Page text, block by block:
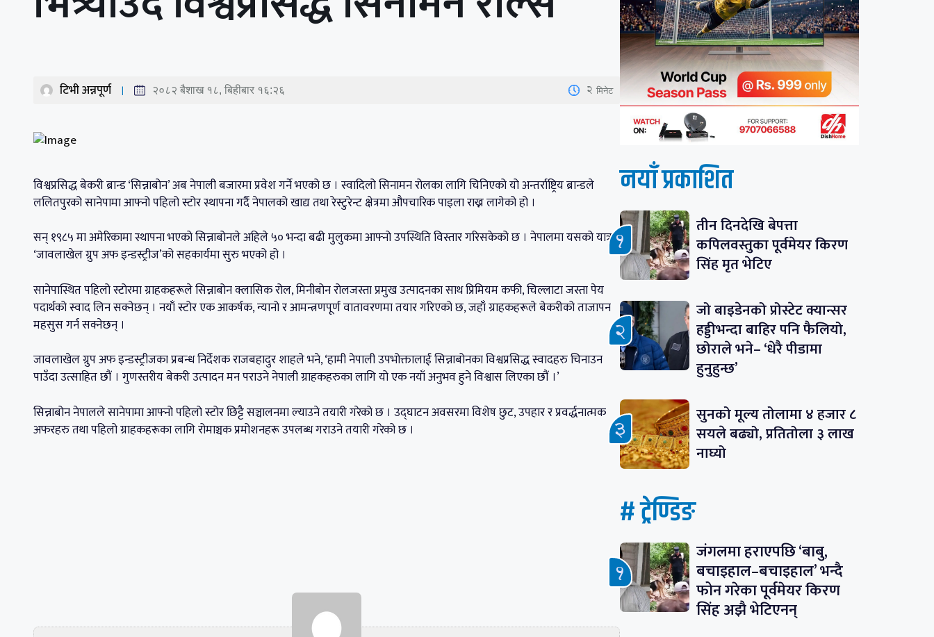
टिभी अन्नपूर्ण २०८२ बैशाख १८, बिहीबार १६:२६ 2 मिनेट
विश्वप्रसिद्ध बेकरी ब्रान्ड ‘सिन्नाबोन’ अब नेपाली बजारमा प्रवेश गर्ने भएको छ । स्वादिलो सिनामन रोलका लागि चिनिएको यो अन्तर्राष्ट्रिय ब्रान्डले
ललितपुरको सानेपामा आफ्नो पहिलो स्टोर स्थापना गर्दै नेपालको खाद्य तथा रेस्टुरेन्ट क्षेत्रमा औपचारिक पाइला राख्न लागेको हो ।
सन् १९८५ मा अमेरिकामा स्थापना भएको सिन्नाबोनले अहिले ५० भन्दा बढी मुलुकमा आफ्नो उपस्थिति विस्तार गरिसकेको छ । नेपालमा यसको यात्रा
‘जावलाखेल ग्रुप अफ इन्डस्ट्रीज’को सहकार्यमा सुरु भएको हो ।
सानेपास्थित पहिलो स्टोरमा ग्राहकहरूले सिन्नाबोन क्लासिक रोल, मिनीबोन रोलजस्ता प्रमुख उत्पादनका साथ प्रिमियम कफी, चिल्लाटा जस्ता पेय
पदार्थको स्वाद लिन सक्नेछन् । नयाँ स्टोर एक आकर्षक, न्यानो र आमन्त्रणपूर्ण वातावरणमा तयार गरिएको छ, जहाँ ग्राहकहरूले बेकरीको ताजापन
महसुस गर्न सक्नेछन् ।
जावलाखेल ग्रुप अफ इन्डस्ट्रीजका प्रबन्ध निर्देशक राजबहादुर शाहले भने, ‘हामी नेपाली उपभोक्तालाई सिन्नाबोनका विश्वप्रसिद्ध स्वादहरु चिनाउन
पाउँदा उत्साहित छौं । गुणस्तरीय बेकरी उत्पादन मन पराउने नेपाली ग्राहकहरुका लागि यो एक नयाँ अनुभव हुने विश्वास लिएका छौं ।’
सिन्नाबोन नेपालले सानेपामा आफ्नो पहिलो स्टोर छिट्टै सञ्चालनमा ल्याउने तयारी गरेको छ । उद्घाटन अवसरमा विशेष छुट, उपहार र प्रवर्द्धनात्मक
अफरहरु तथा पहिलो ग्राहकहरूका लागि रोमाञ्चक प्रमोशनहरू उपलब्ध गराउने तयारी गरेको छ ।
नयाँ प्रकाशित
तीन दिनदेखि बेपत्ता
कपिलवस्तुका पूर्वमेयर किरण
सिंह मृत भेटिए
जो बाइडेनको प्रोस्टेट क्यान्सर
हड्डीभन्दा बाहिर पनि फैलियो,
छोराले भने– ‘धेरै पीडामा
हुनुहुन्छ’
सुनको मूल्य तोलामा ४ हजार ८
सयले बढ्यो, प्रतितोला ३ लाख
नाघ्यो
# ट्रेण्डिङ
जंगलमा हराएपछि ‘बाबु,
बचाइहाल–बचाइहाल’ भन्दै
फोन गरेका पूर्वमेयर किरण
सिंह अझै भेटिएनन्